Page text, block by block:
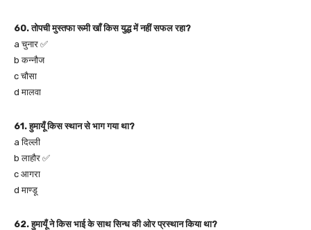
60. तोपची मुस्तफा रूमी खाँ किस युद्ध में नहीं सफल रहा?
a चुनार ✅
b कन्नौज
c चौसा
d मालवा
61. हुमायूँ किस स्थान से भाग गया था?
a दिल्ली
b लाहौर ✅
c आगरा
d माण्डू
62. हुमायूँ ने किस भाई के साथ सिन्ध की ओर प्रस्थान किया था?